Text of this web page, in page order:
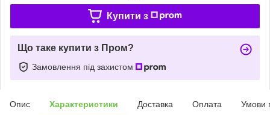
Купити з
Що таке купити з Пром?
Замовлення під захистом
Опис Характеристики Доставка Оплата Умови